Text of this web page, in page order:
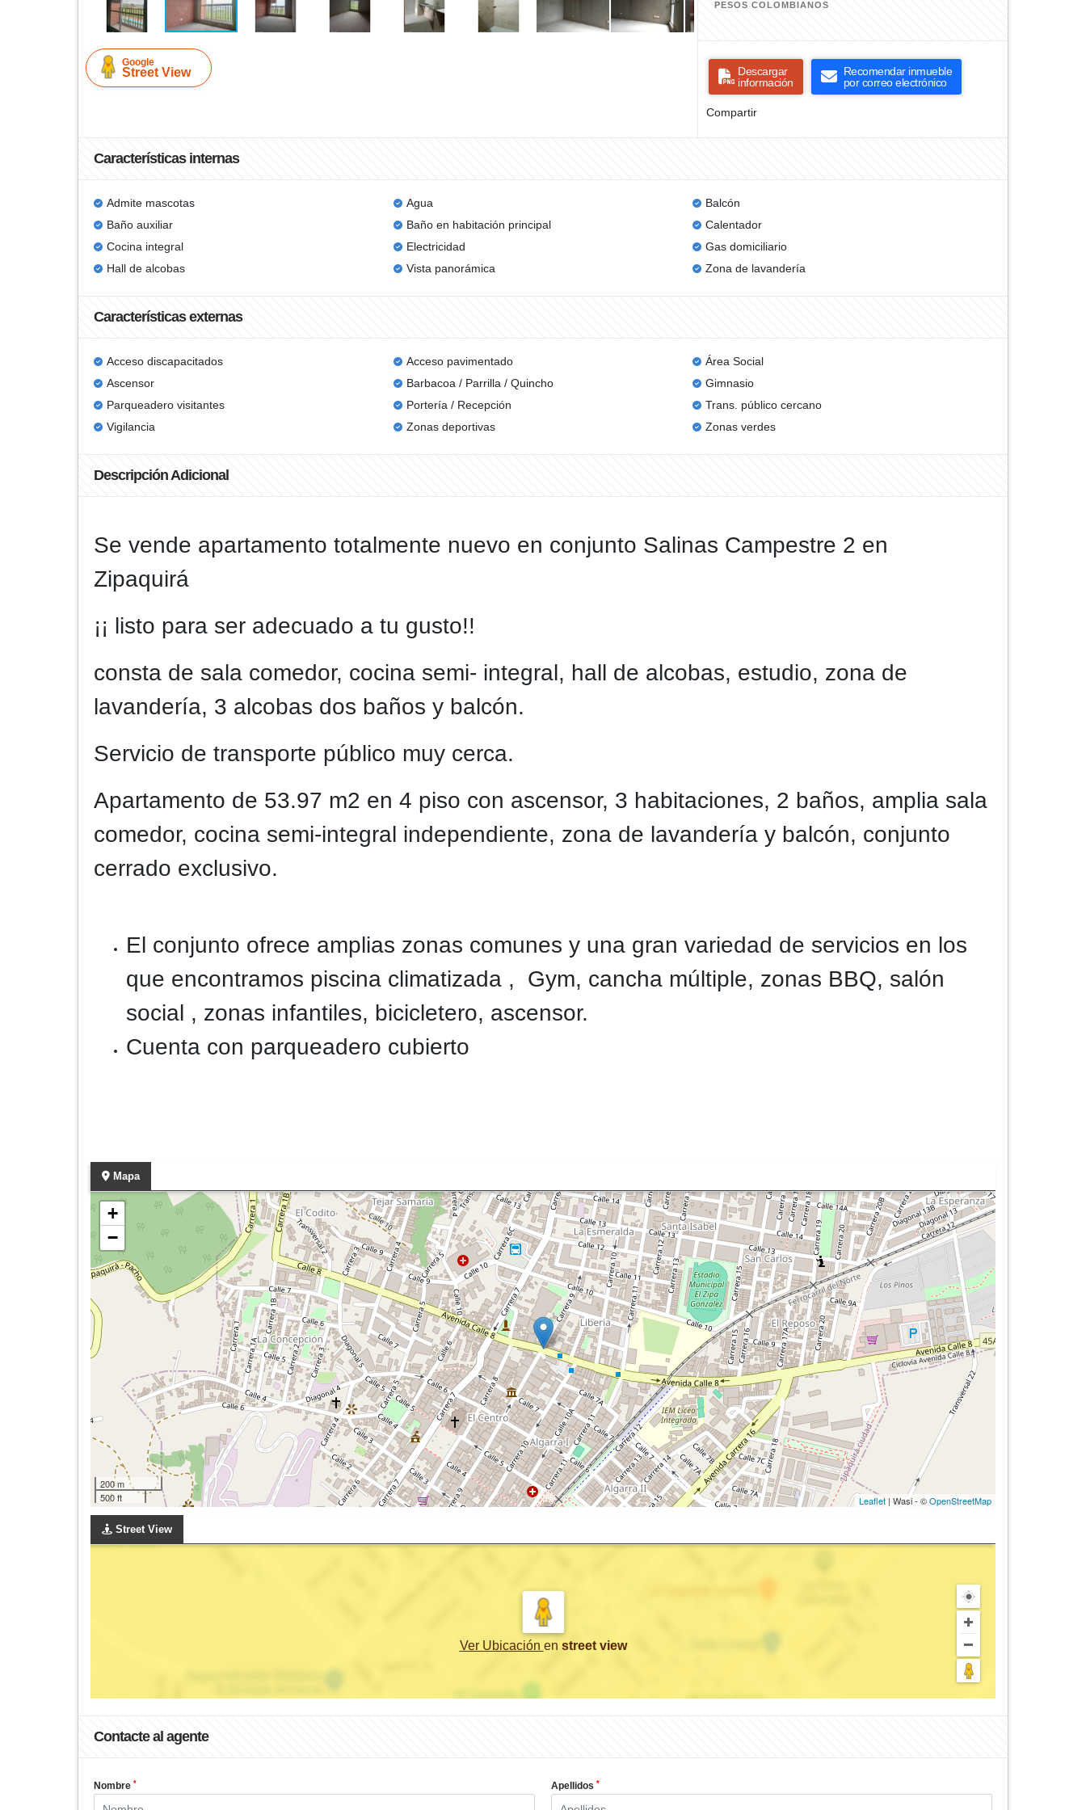
Google
Street View
PESOS COLOMBIANOS
Descargar
información
Recomendar inmueble
por correo electrónico
Compartir
Características internas
Admite mascotas Agua
Balcón
Baño auxiliar
Baño en habitación principal
Calentador
Cocina integral
Electricidad
Gas domiciliario
Hall de alcobas
Vista panorámica Zona de lavandería
Características externas
Acceso discapacitados Acceso pavimentado
Área Social
Ascensor
Barbacoa / Parrilla / Quincho
Gimnasio
Parqueadero visitantes
Portería / Recepción
Trans. público cercano
Vigilancia
Zonas deportivas Zonas verdes
Descripción Adicional
Se vende apartamento totalmente nuevo en conjunto Salinas Campestre 2 en
Zipaquirá
¡¡ listo para ser adecuado a tu gusto!!
consta de sala comedor, cocina semi- integral, hall de alcobas, estudio, zona de
lavandería, 3 alcobas dos baños y balcón.
Servicio de transporte público muy cerca.
Apartamento de 53.97 m2 en 4 piso con ascensor, 3 habitaciones, 2 baños, amplia sala
comedor, cocina semi-integral independiente, zona de lavandería y balcón, conjunto
cerrado exclusivo.
El conjunto ofrece amplias zonas comunes y una gran variedad de servicios en los
que encontramos piscina climatizada , Gym, cancha múltiple, zonas BBQ, salón
social , zonas infantiles, bicicletero, ascensor.
Cuenta con parqueadero cubierto
Mapa
+
−
200 m
500 ft
Leaflet | Wasi - ©OpenStreetMap
Street View
Ver Ubicación en street view
Contacte al agente
Nombre * Apellidos *